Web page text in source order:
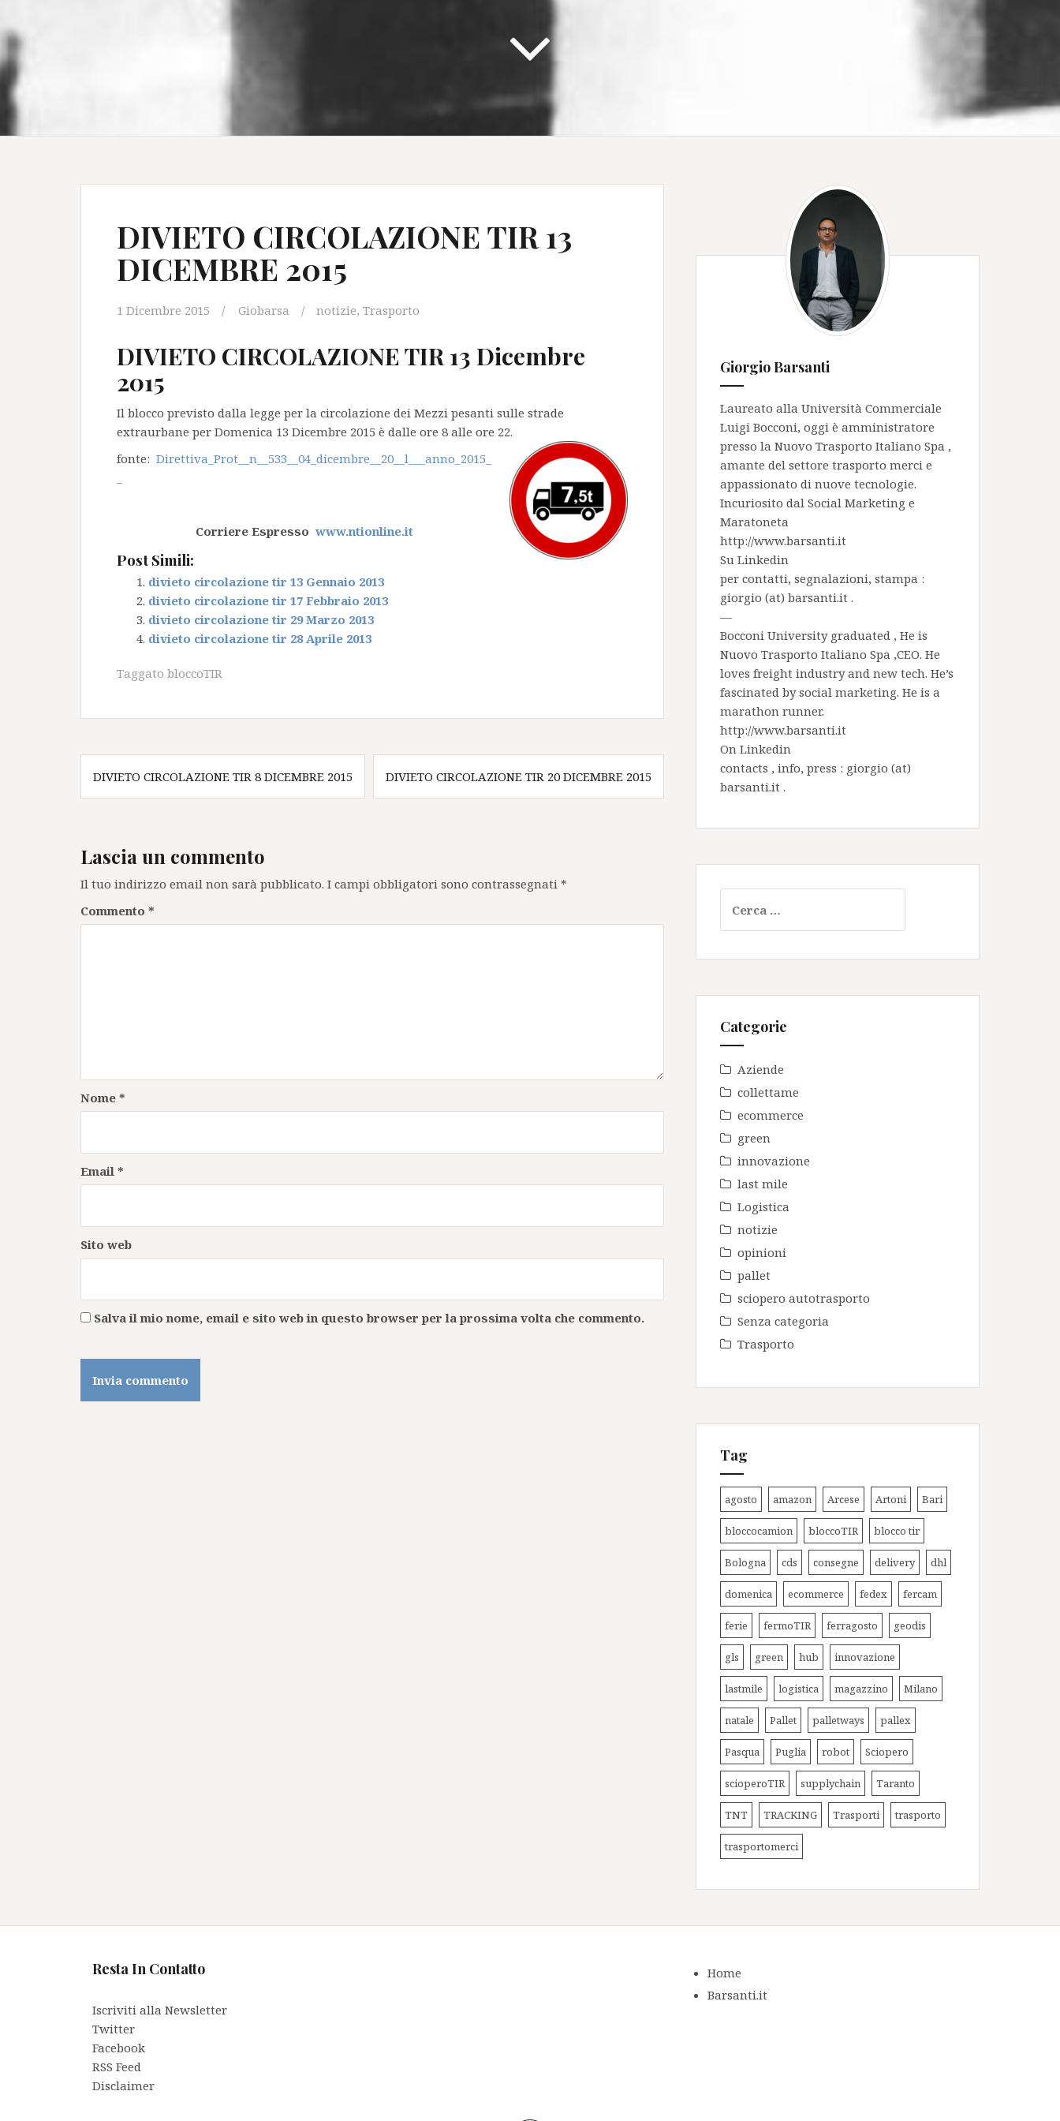
DIVIETO CIRCOLAZIONE TIR 13
DICEMBRE 2015
1 Dicembre 2015 Giobarsa notizie, Trasporto
DIVIETO CIRCOLAZIONE TIR 13 Dicembre
2015
Il blocco previsto dalla legge per la circolazione dei Mezzi pesanti sulle strade
extraurbane per Domenica 13 Dicembre 2015 è dalle ore 8 alle ore 22.
fonte: Direttiva_Prot__n__533__04_dicembre__20__l___anno_2015_
Corriere Espresso www.ntionline.it
Post Simili:
divieto circolazione tir 13 Gennaio 2013
divieto circolazione tir 17 Febbraio 2013
divieto circolazione tir 29 Marzo 2013
divieto circolazione tir 28 Aprile 2013
Taggato bloccoTIR
Navigazione
articoli
DIVIETO CIRCOLAZIONE TIR 8 DICEMBRE 2015 DIVIETO CIRCOLAZIONE TIR 20 DICEMBRE 2015
Lascia un commento
Il tuo indirizzo email non sarà pubblicato. I campi obbligatori sono contrassegnati *
Commento *
Nome *
Email *
Sito web
Salva il mio nome, email e sito web in questo browser per la prossima volta che commento.
Giorgio Barsanti
Laureato alla Università Commerciale
Luigi Bocconi, oggi è amministratore
presso la Nuovo Trasporto Italiano Spa ,
amante del settore trasporto merci e
appassionato di nuove tecnologie.
Incuriosito dal Social Marketing e
Maratoneta
http://www.barsanti.it
Su Linkedin
per contatti, segnalazioni, stampa :
giorgio (at) barsanti.it .
—
Bocconi University graduated , He is
Nuovo Trasporto Italiano Spa ,CEO. He
loves freight industry and new tech. He’s
fascinated by social marketing. He is a
marathon runner.
http://www.barsanti.it
On Linkedin
contacts , info, press : giorgio (at)
barsanti.it .
per:
Categorie
Aziende
collettame
ecommerce
green
innovazione
last mile
Logistica
notizie
opinioni
pallet
sciopero autotrasporto
Senza categoria
Trasporto
Tag
agosto amazon Arcese Artoni Bari
bloccocamion bloccoTIR blocco tir
Bologna cds consegne delivery dhl
domenica ecommerce fedex fercam
ferie fermoTIR ferragosto geodis
gls green hub innovazione
lastmile logistica magazzino Milano
natale Pallet palletways pallex
Pasqua Puglia robot Sciopero
scioperoTIR supplychain Taranto
TNT TRACKING Trasporti trasporto
trasportomerci
Resta In Contatto
Iscriviti alla Newsletter
Twitter
Facebook
RSS Feed
Disclaimer
Home
Barsanti.it